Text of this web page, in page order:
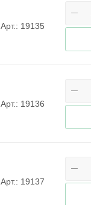
Арт.: 19135
Арт.: 19136
Арт.: 19137